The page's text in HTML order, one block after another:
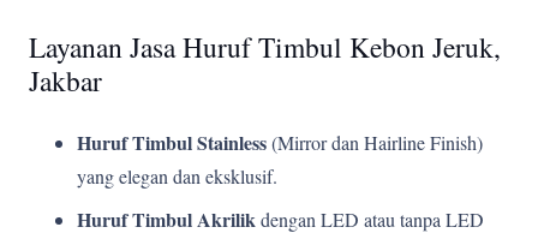
Layanan Jasa Huruf Timbul Kebon Jeruk,
Jakbar
Huruf Timbul Stainless(Mirror dan Hairline Finish)
yang elegan dan eksklusif.
Huruf Timbul Akrilikdengan LED atau tanpa LED